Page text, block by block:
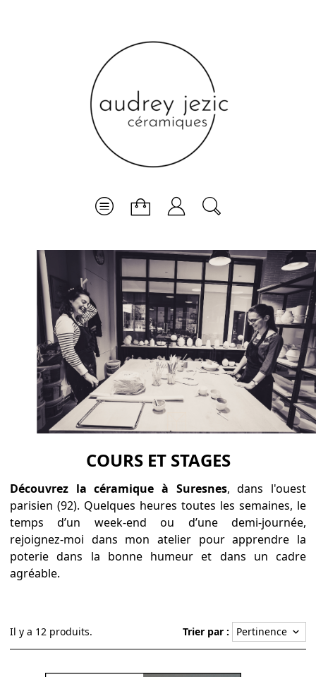
COURS ET STAGES
Découvrez la céramique à Suresnes, dans l'ouest
parisien (92). Quelques heures toutes les semaines, le
temps d’un week-end ou d’une demi-journée,
rejoignez-moi dans mon atelier pour apprendre la
poterie dans la bonne humeur et dans un cadre
agréable.
Il y a 12 produits. Trier par : Pertinence keyboard_arrow_down